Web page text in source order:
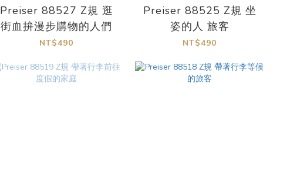
Preiser 88527 Z規 逛
街血拚漫步購物的人們
NT$490
Preiser 88525 Z規 坐
姿的人 旅客
NT$490